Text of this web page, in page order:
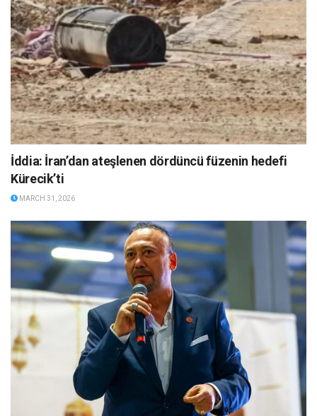
İddia: İran’dan ateşlenen dördüncü füzenin hedefi
Kürecik’ti
MARCH 31, 2026